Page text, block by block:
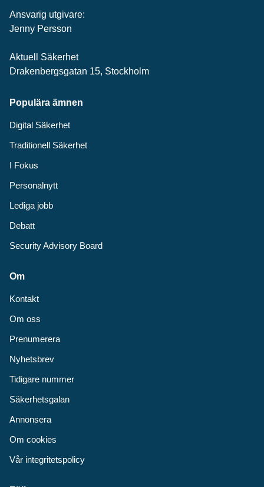
Ansvarig utgivare:
Jenny Persson
Aktuell Säkerhet
Drakenbergsgatan 15, Stockholm
Populära ämnen
Digital Säkerhet
Traditionell Säkerhet
I Fokus
Personalnytt
Lediga jobb
Debatt
Security Advisory Board
Om
Kontakt
Om oss
Prenumerera
Nyhetsbrev
Tidigare nummer
Säkerhetsgalan
Annonsera
Om cookies
Vår integritetspolicy